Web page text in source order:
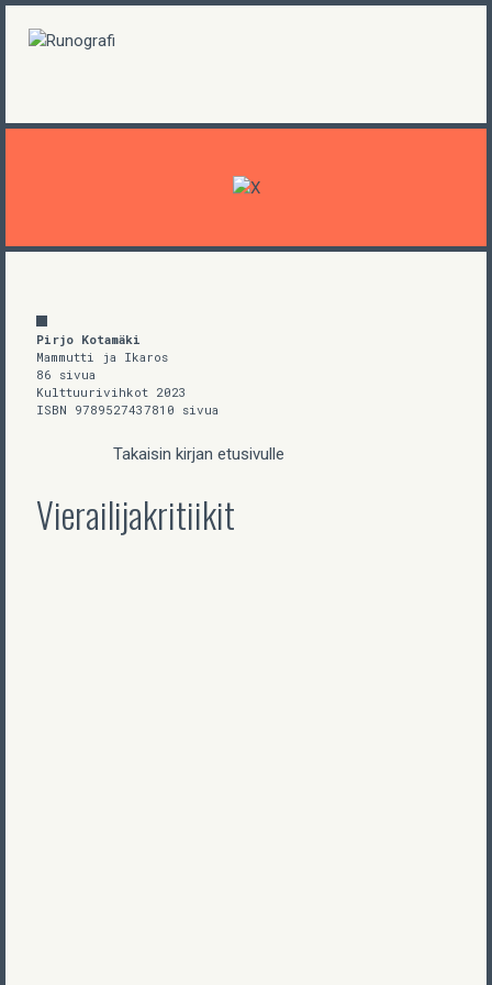
Pirjo Kotamäki
Mammutti ja Ikaros
86 sivua
Kulttuurivihkot 2023
ISBN 9789527437810 sivua
Takaisin kirjan etusivulle
Vierailijakritiikit